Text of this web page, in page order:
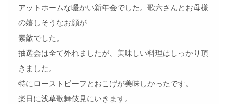
アットホームな暖かい新年会でした。歌六さんとお母様
の嬉しそうなお顔が
素敵でした。
抽選会は全て外れましたが、美味しい料理はしっかり頂
きました。
特にローストビーフとおこげが美味しかったです。
楽日に浅草歌舞伎見にいきます。